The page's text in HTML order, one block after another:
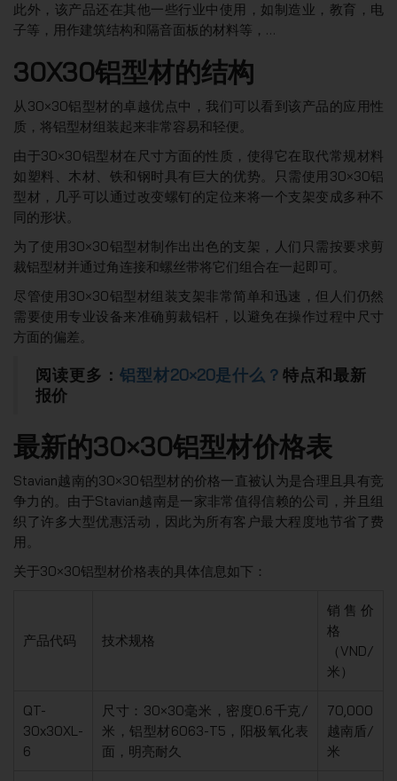
此外，该产品还在其他一些行业中使用，如制造业，教育，电
子等，用作建筑结构和隔音面板的材料等，…
30X30铝型材的结构
从30×30铝型材的卓越优点中，我们可以看到该产品的应用性
质，将铝型材组装起来非常容易和轻便。
由于30×30铝型材在尺寸方面的性质，使得它在取代常规材料
如塑料、木材、铁和钢时具有巨大的优势。只需使用30×30铝
型材，几乎可以通过改变螺钉的定位来将一个支架变成多种不
同的形状。
为了使用30×30铝型材制作出出色的支架，人们只需按要求剪
裁铝型材并通过角连接和螺丝带将它们组合在一起即可。
尽管使用30×30铝型材组装支架非常简单和迅速，但人们仍然
需要使用专业设备来准确剪裁铝杆，以避免在操作过程中尺寸
方面的偏差。
阅读更多： 铝型材20×20是什么？特点和最新
报价
最新的30×30铝型材价格表
Stavian越南的30×30铝型材的价格一直被认为是合理且具有竞
争力的。由于Stavian越南是一家非常值得信赖的公司，并且组
织了许多大型优惠活动，因此为所有客户最大程度地节省了费
用。
关于30×30铝型材价格表的具体信息如下：
产品代码 技术规格
销售价
格
（VND/
米）
QT-
30x30XL-
6
尺寸：30×30毫米，密度0.6千克/
米，铝型材6063-T5，阳极氧化表
面，明亮耐久
70,000
越南盾/
米